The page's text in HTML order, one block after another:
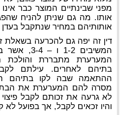
מפני שבינתיים המוצר כבר
אותו. מה גם שניתן להניח
אותותיהם במחיר שנתקבל בעדן (בעמ'
דין זה יפה גם להכרעה בשאלת
המשיבים 1-2 ו – 3-4, אשר בעוד
המערערת מתבררת והולכת
בתיהם לאחרים. עילתם
ההתאמה שבה לקו בתיהם
מסרה להם המערערת את
לא גרעה את זכותם לקבל
והיו זכאים לקבל, אך בפועל לא